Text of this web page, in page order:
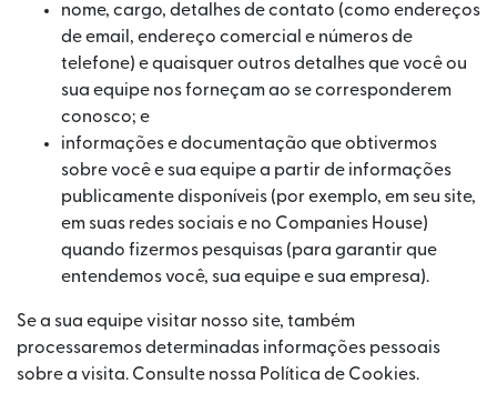
nome, cargo, detalhes de contato (como endereços
de email, endereço comercial e números de
telefone) e quaisquer outros detalhes que você ou
sua equipe nos forneçam ao se corresponderem
conosco; e
informações e documentação que obtivermos
sobre você e sua equipe a partir de informações
publicamente disponíveis (por exemplo, em seu site,
em suas redes sociais e no Companies House)
quando fizermos pesquisas (para garantir que
entendemos você, sua equipe e sua empresa).
Se a sua equipe visitar nosso site, também
processaremos determinadas informações pessoais
sobre a visita. Consulte nossa Política de Cookies.